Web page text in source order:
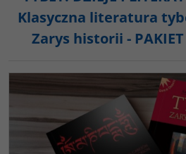
Klasyczna literatura
Zarys historii - PAKIET